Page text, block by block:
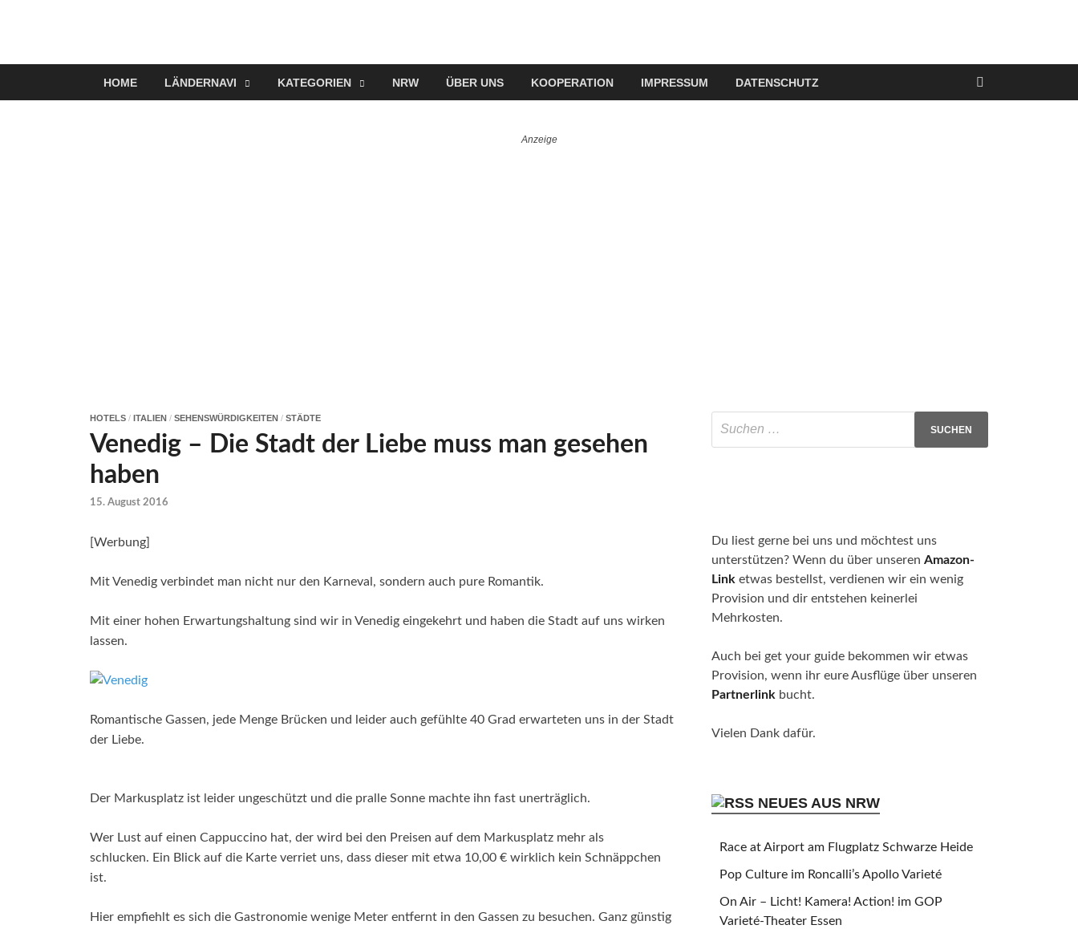
VerTRAVELt
HOME LÄNDERNAVI KATEGORIEN NRW ÜBER UNS KOOPERATION IMPRESSUM DATENSCHUTZ
HOTELS / ITALIEN / SEHENSWÜRDIGKEITEN / STÄDTE
Venedig – Die Stadt der Liebe muss man gesehen
haben
15. August 2016
[Werbung]
Mit Venedig verbindet man nicht nur den Karneval, sondern auch pure Romantik.
Mit einer hohen Erwartungshaltung sind wir in Venedig eingekehrt und haben die Stadt auf uns wirken
lassen.
Romantische Gassen, jede Menge Brücken und leider auch gefühlte 40 Grad erwarteten uns in der Stadt
der Liebe.
Der Markusplatz ist leider ungeschützt und die pralle Sonne machte ihn fast unerträglich.
Wer Lust auf einen Cappuccino hat, der wird bei den Preisen auf dem Markusplatz mehr als
schlucken. Ein Blick auf die Karte verriet uns, dass dieser mit etwa 10,00 € wirklich kein Schnäppchen
ist.
Hier empfiehlt es sich die Gastronomie wenige Meter entfernt in den Gassen zu besuchen. Ganz günstig
Du liest gerne bei uns und möchtest uns
unterstützen? Wenn du über unserenAmazon-
Link etwas bestellst, verdienen wir ein wenig
Provision und dir entstehen keinerlei
Mehrkosten.
Auch bei get your guide bekommen wir etwas
Provision, wenn ihr eure Ausflüge über unseren
Partnerlink bucht.
Vielen Dank dafür.
NEUES AUS NRW
Race at Airport am Flugplatz Schwarze Heide
Pop Culture im Roncalli’s Apollo Varieté
On Air – Licht! Kamera! Action! im GOP
Varieté-Theater Essen